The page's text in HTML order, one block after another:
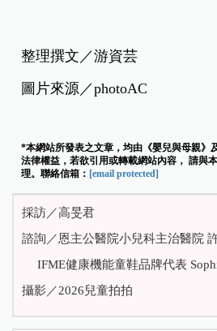
整理撰文／游資芸
圖片來源／photoAC
*本網站所發表之文章，均由《嬰兒與母親》
法律權益，若欲引用或轉載網站內容， 請與
理。聯絡信箱： [email protected]
採訪／高旻君
諮詢／恩主公醫院小兒科主治醫院
IFME健康機能童鞋品牌代表
攝影／2026兒童拍拍